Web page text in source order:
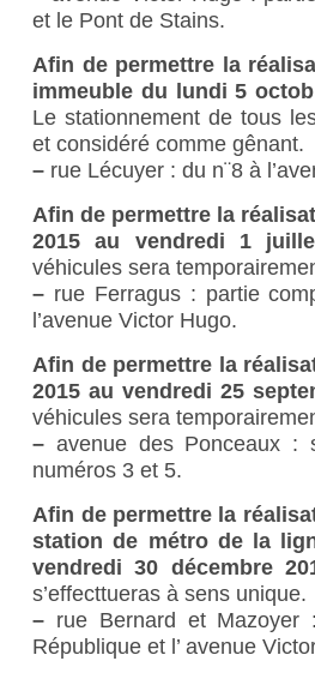
et le Pont de Stains.
Afin de permettre la
immeuble du lundi 5
Le stationnement de tous
et considéré comme gênant.
– rue Lécuyer : du n¨8 à
Afin de permettre la
2015 au vendredi 1
véhicules sera
– rue Ferragus : partie
l’avenue Victor Hugo.
Afin de permettre la
2015 au vendredi 25
véhicules sera
– avenue des Ponceaux :
numéros 3 et 5.
Afin de permettre la
station de métro de la
vendredi 30 décembre
s’effecttueras à sens unique.
– rue Bernard et Mazoyer
République et l’ avenue